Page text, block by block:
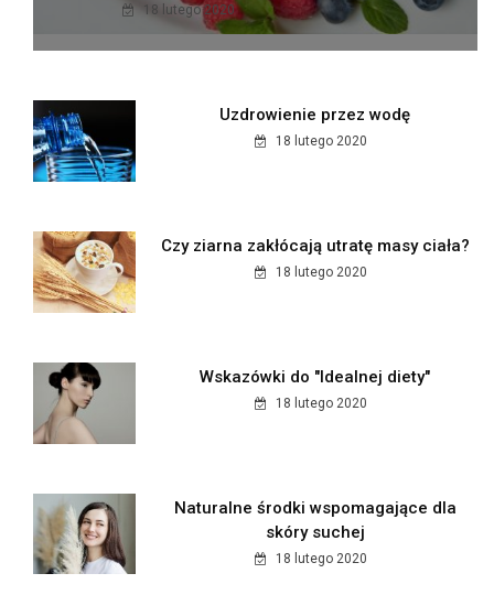
18 lutego 2020
Uzdrowienie przez wodę
18 lutego 2020
Czy ziarna zakłócają utratę masy ciała?
18 lutego 2020
Wskazówki do "Idealnej diety"
18 lutego 2020
Naturalne środki wspomagające dla
skóry suchej
18 lutego 2020